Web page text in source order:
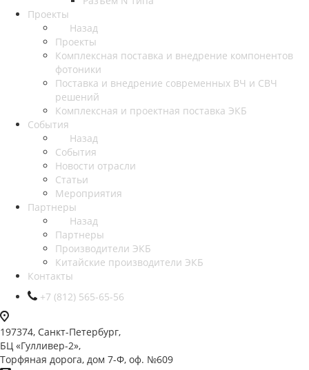
Проекты
Назад
Проекты
Комплексная поставка и внедрение компонентов
фотоники
Поставка и внедрение современных ВЧ и СВЧ
решений
Комплексная и проектная поставка ЭКБ
События
Назад
События
Новости отрасли
Статьи
Мероприятия
Партнеры
Назад
Партнеры
Производители ЭКБ
Китайские производители ЭКБ
Контакты
+7 (812) 565-65-56
197374, Санкт-Петербург,
БЦ «Гулливер-2»,
Торфяная дорога, дом 7-Ф, оф. №609